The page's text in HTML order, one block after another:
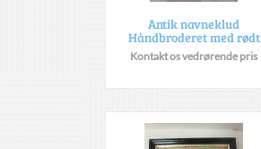
Antik navneklud
Håndbroderet med rødt
Kontakt os vedrørende pris